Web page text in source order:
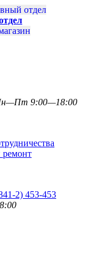
отдел
9:00—18:00
ремонт
2) 453-453